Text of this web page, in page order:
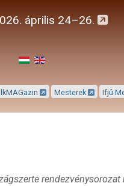
április 24–26.
Mesterek Ifjú